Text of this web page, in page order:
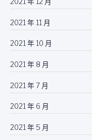
2021 年 11 月
2021 年 10 月
2021 年 8 月
2021 年 7 月
2021 年 6 月
2021 年 5 月